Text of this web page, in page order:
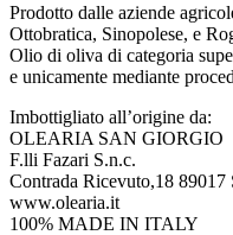
Prodotto dalle aziende
Ottobratica, Sinopolese, e
Olio di oliva di categoria
e unicamente mediante
Imbottigliato all’origine da:
OLEARIA SAN GIORGIO
F.lli Fazari S.n.c.
Contrada Ricevuto,18
www.olearia.it
100% MADE IN ITALY